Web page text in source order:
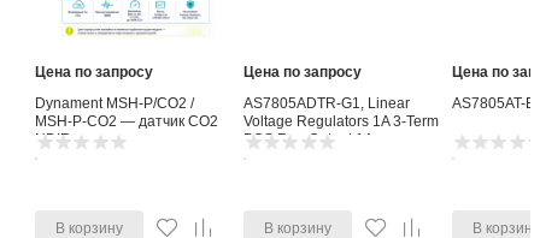
Цена по запросу
Dynament MSH-P/CO2 /
MSH-P-CO2 — датчик CO2
NDIR
В корзину
Цена по запросу
AS7805ADTR-G1, Linear
Voltage Regulators 1A 3-Term
POS Reg Output 1A
В корзину
Цена по
AS7805AT-
В корзину